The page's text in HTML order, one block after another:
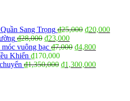
Sang Trọng ₫25,000 ₫20,000
₫28,000 ₫23,000
vuông bạc ₫7,000 ₫4,800
Khiển ₫170,000
₫1,350,000 ₫1,300,000